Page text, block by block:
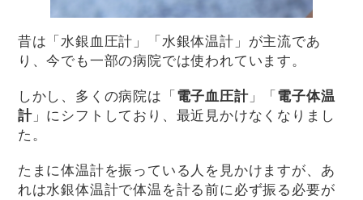
昔は「水銀血圧計」「水銀体温計」が主流であ
り、今でも一部の病院では使われています。
しかし、多くの病院は「 電子血圧計」「 電子体温
計」にシフトしており、最近見かけなくなりまし
た。
たまに体温計を振っている人を見かけますが、あ
れは水銀体温計で体温を計る前に必ず振る必要が